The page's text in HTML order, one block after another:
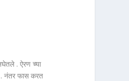
. ऐरण च्या
. नंतर फास करत